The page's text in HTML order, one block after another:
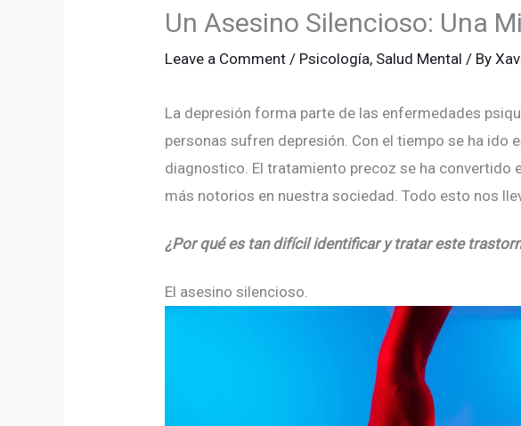
Un Asesino Silencioso: Una
Leave a Comment / Psicología, Salud Mental / By
La depresión forma parte de las enfermedades
personas sufren depresión. Con el tiempo se ha ido
diagnostico. El tratamiento precoz se ha convertido
más notorios en nuestra sociedad. Todo esto nos
¿Por qué es tan difícil identificar y tratar este
El asesino silencioso.